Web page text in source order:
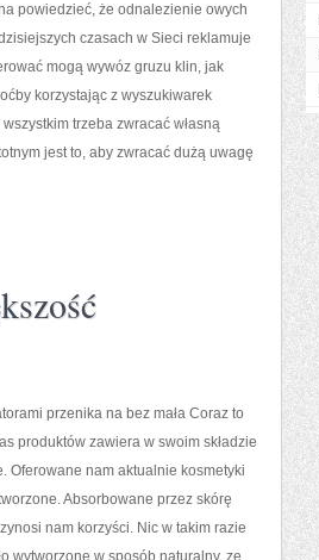
powiedzieć, że odnalezienie owych
czasach w Sieci reklamuje
mogą wywóz gruzu klin, jak
korzystając z wyszukiwarek
trzeba zwracać własną
jest to, aby zwracać dużą uwagę
przenika na bez mała Coraz to
produktów zawiera w swoim składzie
Oferowane nam aktualnie kosmetyki
Absorbowane przez skórę
nam korzyści. Nic w takim razie
wytworzone w sposób naturalny, ze